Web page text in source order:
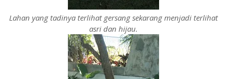
Lahan yang tadinya terlihat gersang sekarang menjadi terlihat
asri dan hijau.